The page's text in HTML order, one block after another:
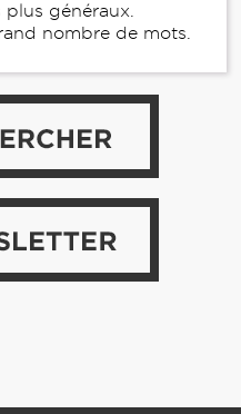
généraux.
nombre de mots.